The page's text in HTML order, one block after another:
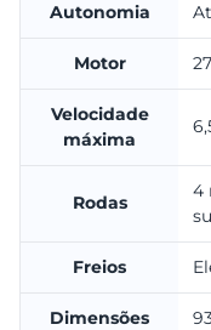
Autonomia
Motor
Velocidade
máxima
Rodas
4
Freios
Dimensões